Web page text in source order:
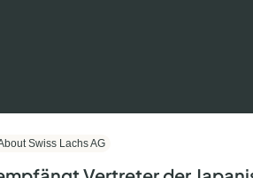
Swiss Lachs AG